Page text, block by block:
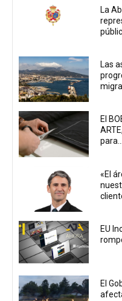
La
Las
El
para...
«El
EU
El